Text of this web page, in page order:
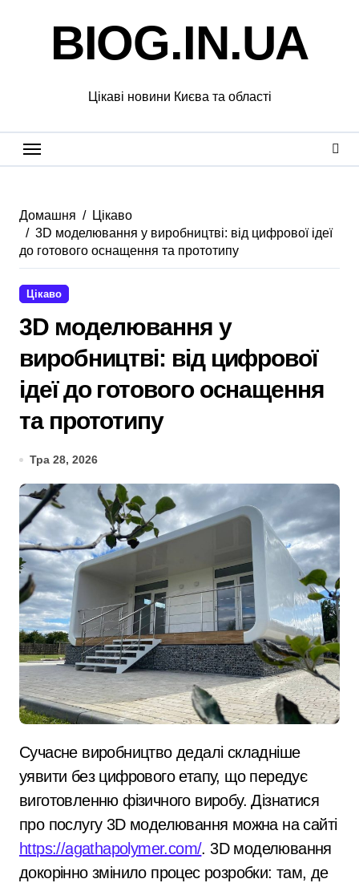
BIOG.IN.UA
Цікаві новини Києва та області
Домашня
Цікаво
3D моделювання у виробництві: від цифрової ідеї
до готового оснащення та прототипу
Цікаво
3D моделювання у
виробництві: від цифрової
ідеї до готового оснащення
та прототипу
Тра 28, 2026
Сучасне виробництво дедалі складніше
уявити без цифрового етапу, що передує
виготовленню фізичного виробу. Дізнатися
про послугу 3D моделювання можна на сайті
https://agathapolymer.com/. 3D моделювання
докорінно змінило процес розробки: там, де